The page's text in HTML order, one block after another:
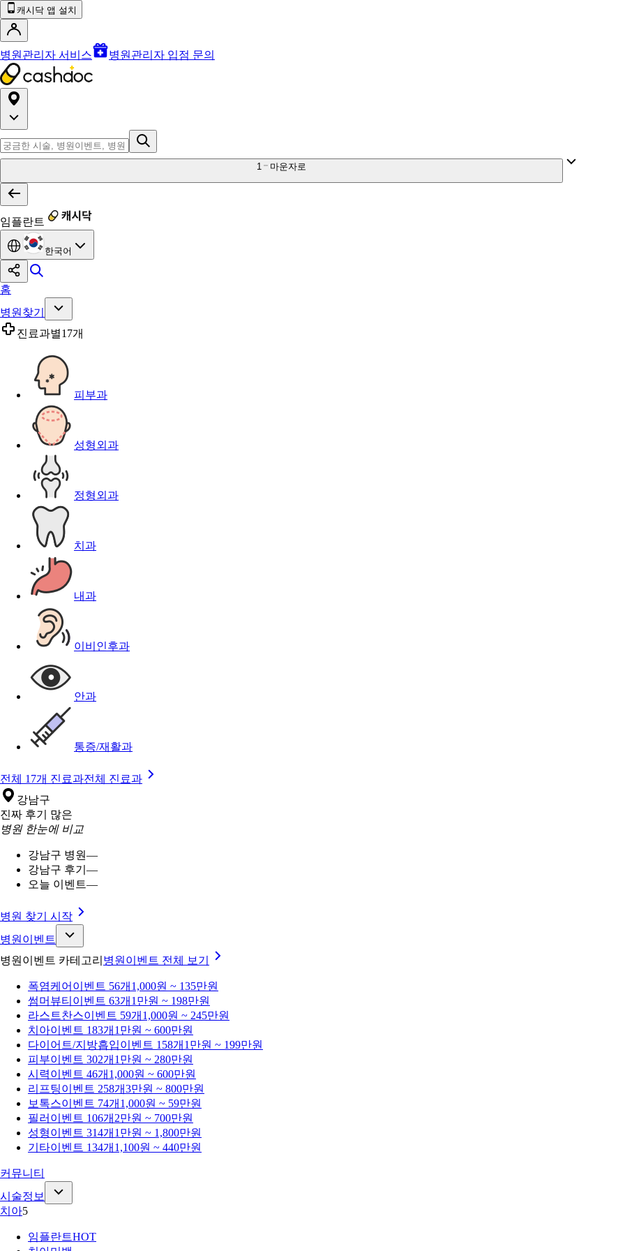
캐시닥 앱 설치
병원관리자 서비스 병원관리자 입점 문의
1 마운자로
임플란트
한국어
홈
병원찾기
진료과별17개
피부과
성형외과
정형외과
치과
내과
이비인후과
안과
통증/재활과
전체 17개 진료과전체 진료과
강남구
진짜 후기 많은
병원 한눈에 비교
강남구 병원—
강남구 후기 —
오늘 이벤트—
병원 찾기 시작
병원이벤트
병원이벤트 카테고리 병원이벤트 전체 보기
폭염케어 이벤트 56개 1,000원 ~ 135만원
썸머뷰티 이벤트 63개 1만원 ~ 198만원
라스트찬스이벤트 59개 1,000원 ~ 245만원
치아이벤트 183개 1만원 ~ 600만원
다이어트/지방흡입이벤트 158개 1만원 ~ 199만원
피부이벤트 302개 1만원 ~ 280만원
시력이벤트 46개 1,000원 ~ 600만원
리프팅이벤트 258개3만원 ~ 800만원
보톡스이벤트 74개 1,000원 ~ 59만원
필러 이벤트 106개 2만원 ~ 700만원
성형이벤트 314개 1만원 ~ 1,800만원
기타이벤트 134개 1,100원 ~ 440만원
커뮤니티
시술정보
치아5
임플란트HOT